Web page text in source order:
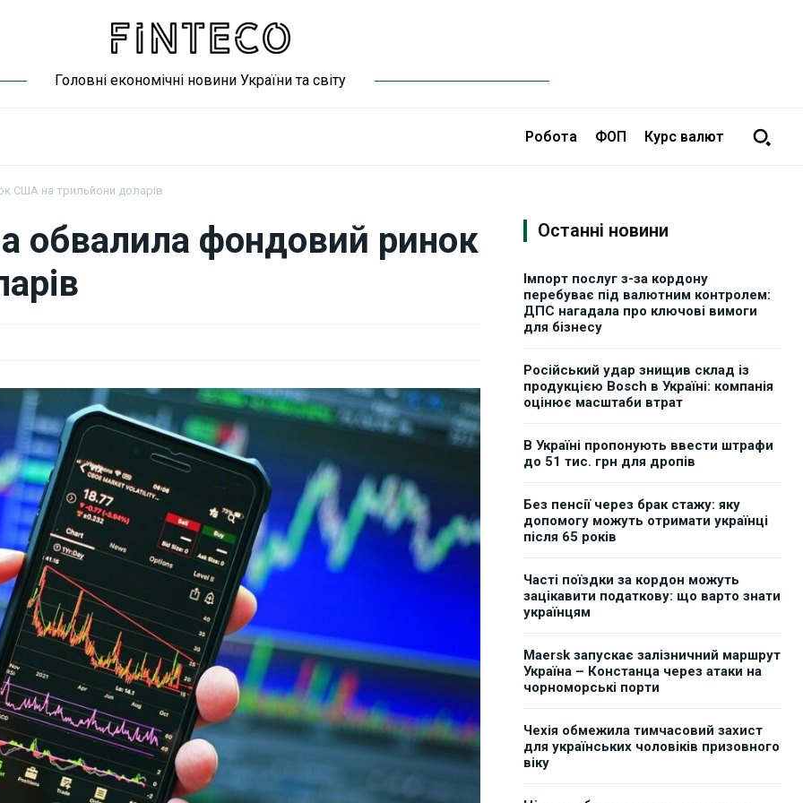
Головні економічні новини України та світу
Робота ФОП Курс валют
США на трильйони доларів
обвалила фондовий ринок
Останні новини
Імпорт послуг з-за кордону
перебуває під валютним контролем:
ДПС нагадала про ключові вимоги
для бізнесу
Російський удар знищив склад із
продукцією Bosch в Україні: компанія
оцінює масштаби втрат
В Україні пропонують ввести штрафи
до 51 тис. грн для дропів
Без пенсії через брак стажу: яку
допомогу можуть отримати українці
після 65 років
Часті поїздки за кордон можуть
зацікавити податкову: що варто знати
українцям
Maersk запускає залізничний маршрут
Україна – Констанца через атаки на
чорноморські порти
Чехія обмежила тимчасовий захист
для українських чоловіків призовного
віку